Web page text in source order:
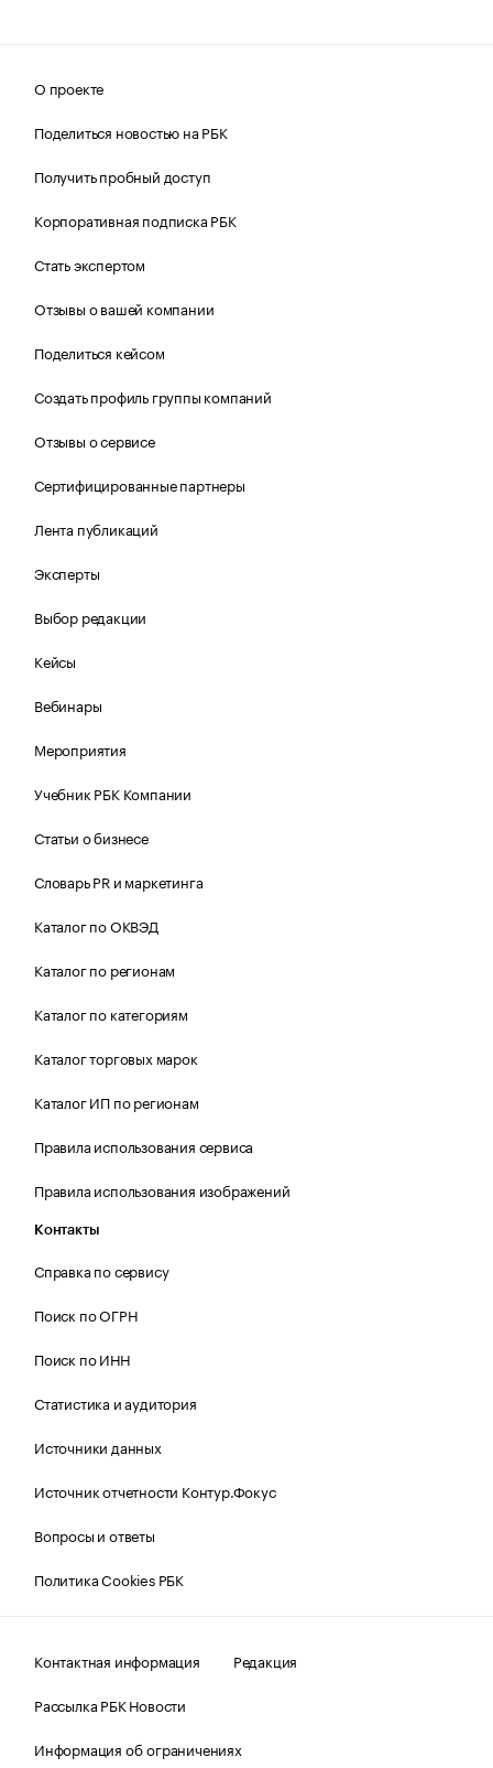
О проекте
Поделиться новостью на РБК
Получить пробный доступ
Корпоративная подписка РБК
Стать экспертом
Отзывы о вашей компании
Поделиться кейсом
Создать профиль группы компаний
Отзывы о сервисе
Сертифицированные партнеры
Лента публикаций
Эксперты
Выбор редакции
Кейсы
Вебинары
Мероприятия
Учебник РБК Компании
Статьи о бизнесе
Словарь PR и маркетинга
Каталог по ОКВЭД
Каталог по регионам
Каталог по категориям
Каталог торговых марок
Каталог ИП по регионам
Правила использования сервиса
Правила использования изображений
Контакты
Справка по сервису
Поиск по ОГРН
Поиск по ИНН
Статистика и аудитория
Источники данных
Источник отчетности Контур.Фокус
Вопросы и ответы
Политика Cookies РБК
Контактная информация
Редакция
Рассылка РБК Новости
Информация об ограничениях